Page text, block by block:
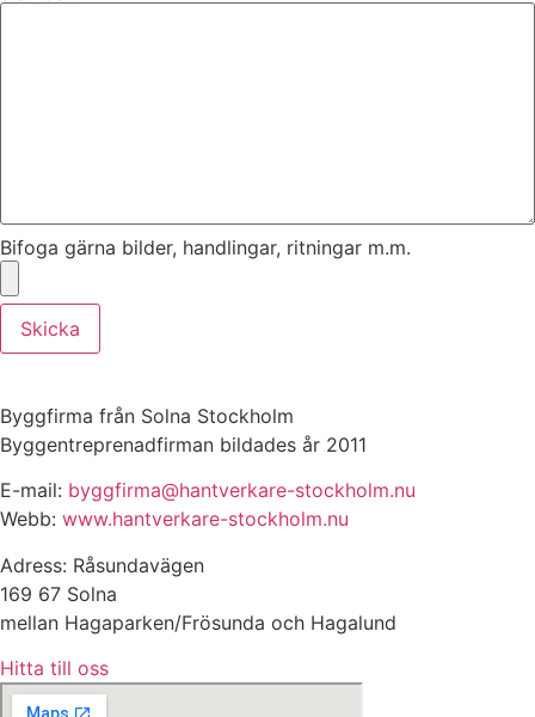
Bifoga gärna bilder, handlingar, ritningar m.m.
Skicka
Byggfirma från Solna Stockholm
Byggentreprenadfirman bildades år 2011
E-mail: byggfirma@hantverkare-stockholm.nu
Webb: www.hantverkare-stockholm.nu
Adress: Råsundavägen
169 67 Solna
mellan Hagaparken/Frösunda och Hagalund
Hitta till oss